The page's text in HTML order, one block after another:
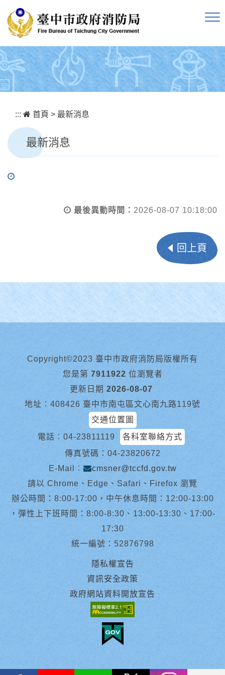
::: 首頁 > 最新消息
最新消息
最後異動時間： 2026-08-07 10:18:00
回上頁
Copyright©2023 臺中市政府消防局版權所有
您是第 7911922 位瀏覽者
更新日期 2026-08-07
地址︰408426 臺中市南屯區文心南九路119號
交通位置圖
電話︰ 04-23811119
各科室聯絡方式
傳真號碼：04-23820672
E-Mail︰
cmsner@tccfd.gov.tw
請以 Chrome、Edge、Safari、Firefox 瀏覽
辦公時間：8:00-17:00，中午休息時間：12:00-13:00
，彈性上下班時間：8:00-8:30、13:00-13:30、17:00-
17:30
統一編號：52876798
隱私權宣告
資訊安全政策
政府網站資料開放宣告